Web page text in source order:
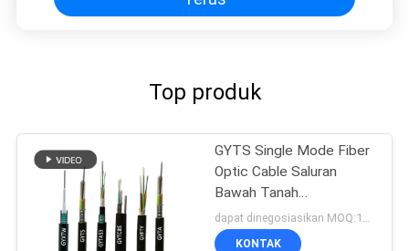
Top produk
GYTS Single Mode Fiber
Optic Cable Saluran
Bawah Tanah
Pemakaman Langsung dapat dinegosiasikan MOQ:1000
KONTAK